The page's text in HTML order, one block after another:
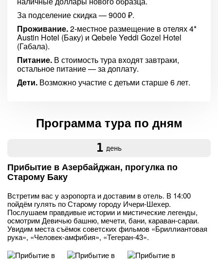
За подселение скидка — 9000 ₽.
Проживание.2-местное размещение в отелях 4*
Austin Hotel (Баку) и Qebele Yeddi Gozel Hotel
(Габала).
Питание. В стоимость тура входят завтраки,
остальное питание — за доплату.
Дети. Возможно участие с детьми старше 6 лет.
Программа тура по дням
1 день
Прибытие в Азербайджан, прогулка по
Старому Баку
Встретим вас у аэропорта и доставим в отель. В 14:00
пойдём гулять по Старому городу Ичери-Шехер.
Послушаем правдивые истории и мистические легенды,
осмотрим Девичью башню, мечети, бани, караван-сараи.
Увидим места съёмок советских фильмов «Бриллиантовая
рука», «Человек-амфибия», «Тегеран-43».